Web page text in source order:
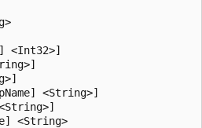
<Int32>]
<String>]
<String>